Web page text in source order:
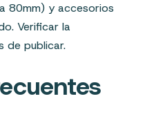
80mm) y accesorios
Verificar la
de publicar.